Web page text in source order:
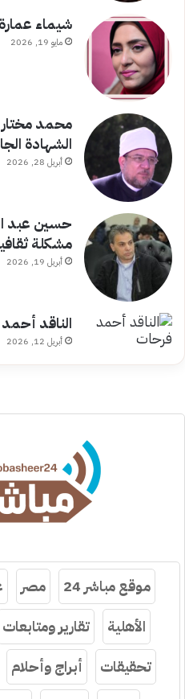
شيماء
مايو 19, 2026
محمد
الشهادة
أبريل 28, 2026
حسين عبد
مشكلة
أبريل 19, 2026
الناقد
أبريل 12, 2026
موقع مباشر 24 مصر
الأهلية
تقارير ومتابعات
تحقيقات
أبراج وأحلام